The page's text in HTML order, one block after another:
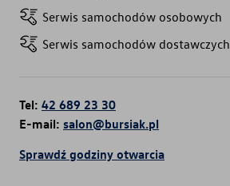
Serwis samochodów osobowych
Serwis samochodów dostawczych
Tel: 42 689 23 30
E-mail: salon@bursiak.pl
Sprawdź godziny otwarcia